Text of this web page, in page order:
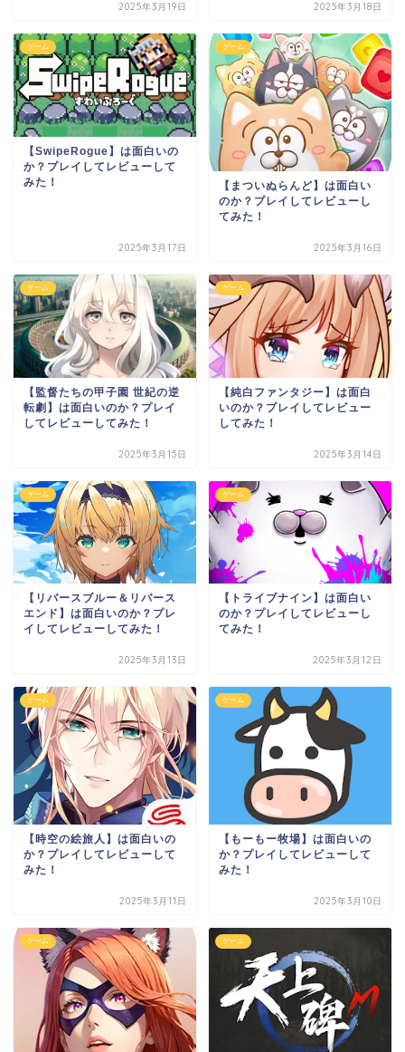
2025年3月19日 2025年3月18日
ゲーム
【SwipeRogue】は面白いの
か？プレイしてレビューして
みた！
2025年3月17日
ゲーム
【まついぬらんど】は面白い
のか？プレイしてレビューし
てみた！
2025年3月16日
ゲーム
【監督たちの甲子園 世紀の逆
転劇】は面白いのか？プレイ
してレビューしてみた！
2025年3月15日
ゲーム
【純白ファンタジー】は面白
いのか？プレイしてレビュー
してみた！
2025年3月14日
ゲーム
【リバースブルー＆リバース
エンド】は面白いのか？プレ
イしてレビューしてみた！
2025年3月13日
ゲーム
【トライブナイン】は面白い
のか？プレイしてレビューし
てみた！
2025年3月12日
ゲーム
【時空の絵旅人】は面白いの
か？プレイしてレビューして
みた！
2025年3月11日
ゲーム
【もーもー牧場】は面白いの
か？プレイしてレビューして
みた！
2025年3月10日
ゲーム ゲーム